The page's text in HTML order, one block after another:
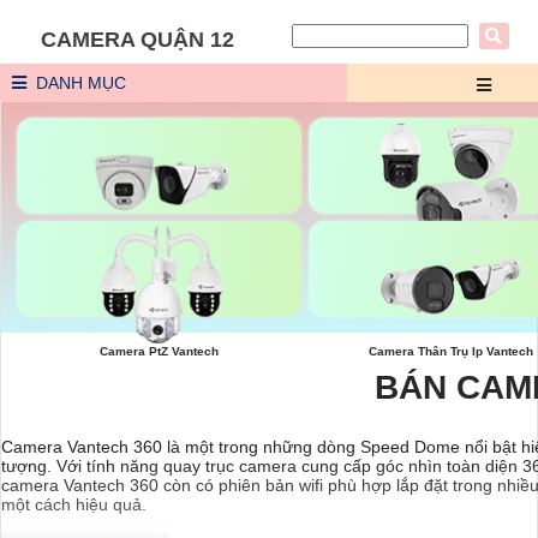
CAMERA QUẬN 12
DANH MỤC
Camera Bảo Vệ Vành Đai Vantech
Camera PtZ Vantech Camera Thân Trụ Ip Vantech
BÁN
Camera Vantech 360 là một trong những dòng Speed Dome nổi bật
tượng. Với tính năng quay trục camera cung cấp góc nhìn toàn diện
camera Vantech 360 còn có phiên bản wifi phù hợp lắp đặt trong
một cách hiệu quả.